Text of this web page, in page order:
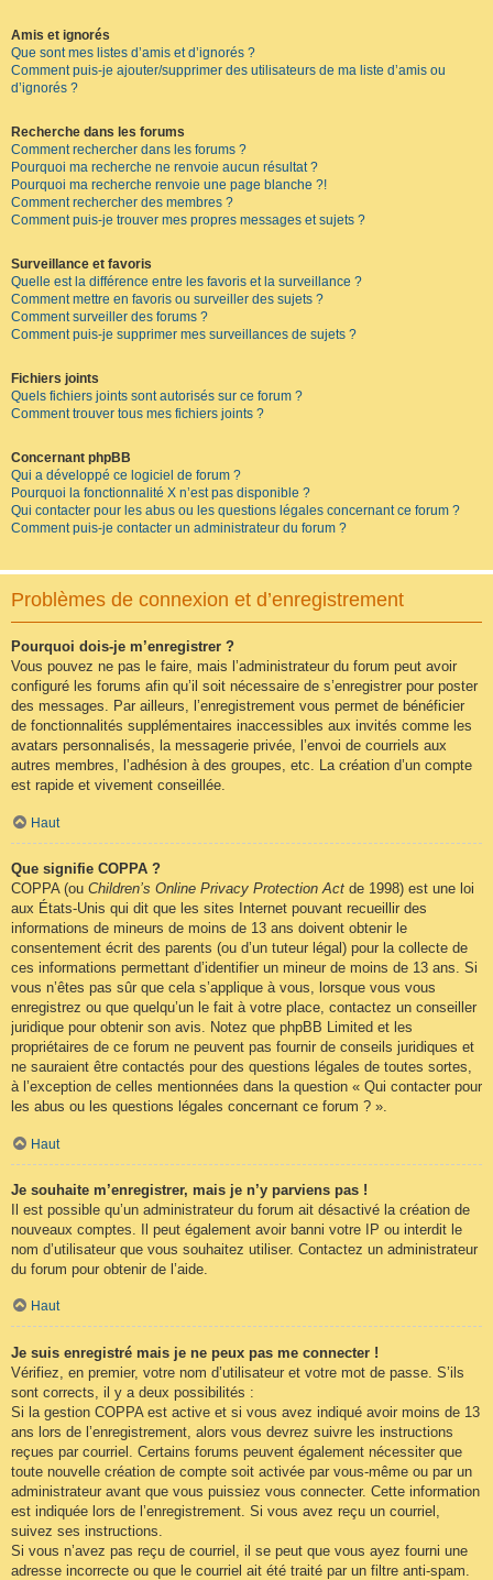
Amis et ignorés
Que sont mes listes d’amis et d’ignorés ?
Comment puis-je ajouter/supprimer des utilisateurs de ma liste d’amis ou
d’ignorés ?
Recherche dans les forums
Comment rechercher dans les forums ?
Pourquoi ma recherche ne renvoie aucun résultat ?
Pourquoi ma recherche renvoie une page blanche ?!
Comment rechercher des membres ?
Comment puis-je trouver mes propres messages et sujets ?
Surveillance et favoris
Quelle est la différence entre les favoris et la surveillance ?
Comment mettre en favoris ou surveiller des sujets ?
Comment surveiller des forums ?
Comment puis-je supprimer mes surveillances de sujets ?
Fichiers joints
Quels fichiers joints sont autorisés sur ce forum ?
Comment trouver tous mes fichiers joints ?
Concernant phpBB
Qui a développé ce logiciel de forum ?
Pourquoi la fonctionnalité X n’est pas disponible ?
Qui contacter pour les abus ou les questions légales concernant ce forum ?
Comment puis-je contacter un administrateur du forum ?
Problèmes de connexion et d’enregistrement
Pourquoi dois-je m’enregistrer ?
Vous pouvez ne pas le faire, mais l’administrateur du forum peut avoir
configuré les forums afin qu’il soit nécessaire de s’enregistrer pour poster
des messages. Par ailleurs, l’enregistrement vous permet de bénéficier
de fonctionnalités supplémentaires inaccessibles aux invités comme les
avatars personnalisés, la messagerie privée, l’envoi de courriels aux
autres membres, l’adhésion à des groupes, etc. La création d’un compte
est rapide et vivement conseillée.
Haut
Que signifie COPPA ?
COPPA (ou Children’s Online Privacy Protection Act de 1998) est une loi
aux États-Unis qui dit que les sites Internet pouvant recueillir des
informations de mineurs de moins de 13 ans doivent obtenir le
consentement écrit des parents (ou d’un tuteur légal) pour la collecte de
ces informations permettant d’identifier un mineur de moins de 13 ans. Si
vous n’êtes pas sûr que cela s’applique à vous, lorsque vous vous
enregistrez ou que quelqu’un le fait à votre place, contactez un conseiller
juridique pour obtenir son avis. Notez que phpBB Limited et les
propriétaires de ce forum ne peuvent pas fournir de conseils juridiques et
ne sauraient être contactés pour des questions légales de toutes sortes,
à l’exception de celles mentionnées dans la question « Qui contacter pour
les abus ou les questions légales concernant ce forum ? ».
Haut
Je souhaite m’enregistrer, mais je n’y parviens pas !
Il est possible qu’un administrateur du forum ait désactivé la création de
nouveaux comptes. Il peut également avoir banni votre IP ou interdit le
nom d’utilisateur que vous souhaitez utiliser. Contactez un administrateur
du forum pour obtenir de l’aide.
Haut
Je suis enregistré mais je ne peux pas me connecter !
Vérifiez, en premier, votre nom d’utilisateur et votre mot de passe. S’ils
sont corrects, il y a deux possibilités :
Si la gestion COPPA est active et si vous avez indiqué avoir moins de 13
ans lors de l’enregistrement, alors vous devrez suivre les instructions
reçues par courriel. Certains forums peuvent également nécessiter que
toute nouvelle création de compte soit activée par vous-même ou par un
administrateur avant que vous puissiez vous connecter. Cette information
est indiquée lors de l’enregistrement. Si vous avez reçu un courriel,
suivez ses instructions.
Si vous n’avez pas reçu de courriel, il se peut que vous ayez fourni une
adresse incorrecte ou que le courriel ait été traité par un filtre anti-spam.